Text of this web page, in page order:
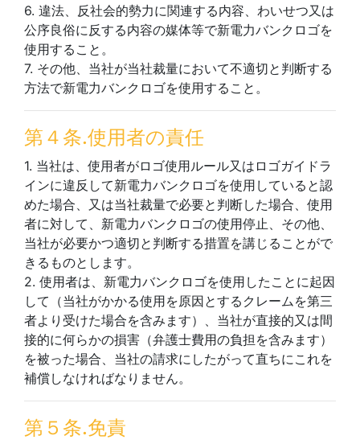
6. 違法、反社会的勢力に関連する内容、わいせつ又は
公序良俗に反する内容の媒体等で新電力バンクロゴを
使用すること。
7. その他、当社が当社裁量において不適切と判断する
方法で新電力バンクロゴを使用すること。
第４条.使用者の責任
1. 当社は、使用者がロゴ使用ルール又はロゴガイドラ
インに違反して新電力バンクロゴを使用していると認
めた場合、又は当社裁量で必要と判断した場合、使用
者に対して、新電力バンクロゴの使用停止、その他、
当社が必要かつ適切と判断する措置を講じることがで
きるものとします。
2. 使用者は、新電力バンクロゴを使用したことに起因
して（当社がかかる使用を原因とするクレームを第三
者より受けた場合を含みます）、当社が直接的又は間
接的に何らかの損害（弁護士費用の負担を含みます）
を被った場合、当社の請求にしたがって直ちにこれを
補償しなければなりません。
第５条.免責